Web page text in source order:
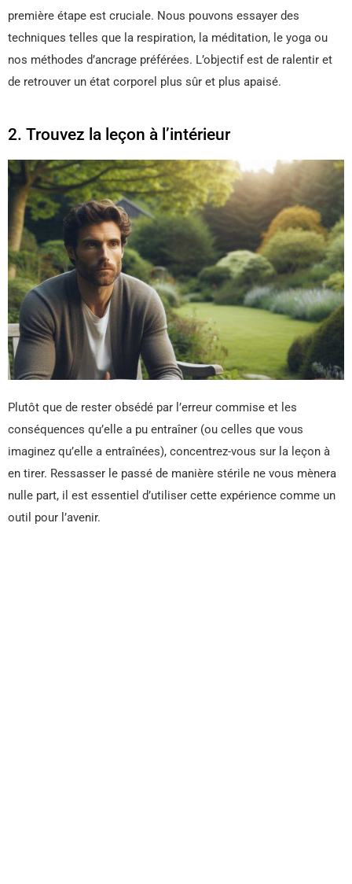
première étape est cruciale. Nous pouvons essayer des
techniques telles que la respiration, la méditation, le yoga ou
nos méthodes d’ancrage préférées. L’objectif est de ralentir et
de retrouver un état corporel plus sûr et plus apaisé.
2. Trouvez la leçon à l’intérieur
Plutôt que de rester obsédé par l’erreur commise et les
conséquences qu’elle a pu entraîner (ou celles que vous
imaginez qu’elle a entraînées), concentrez-vous sur la leçon à
en tirer. Ressasser le passé de manière stérile ne vous mènera
nulle part, il est essentiel d’utiliser cette expérience comme un
outil pour l’avenir.